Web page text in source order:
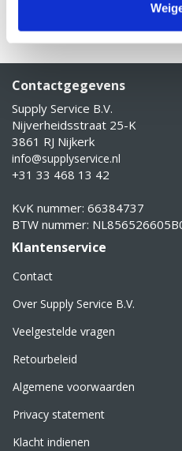
Contactgegevens
Supply Service B.V.
Nijverheidsstraat 25-K
3861 RJ Nijkerk
info@supplyservice.nl
+31 33 468 13 42
KvK nummer: 66384737
BTW nummer:
Klantenservice
Contact
Over Supply Service B.V.
Veelgestelde vragen
Retourbeleid
Algemene voorwaarden
Privacy statement
Klacht indienen